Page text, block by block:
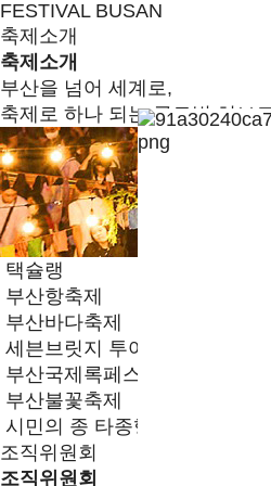
FESTIVAL BUSAN
축제소개
축제소개
부산을 넘어 세계로,
축제로 하나 되는 글로벌 허브
택슐랭
부산항축제
부산바다축제
세븐브릿지 투어
부산국제록페스티벌
부산불꽃축제
시민의 종 타종행사
조직위원회
조직위원회